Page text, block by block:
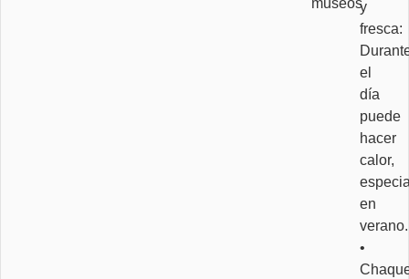
museosy
fresca:
el
día
puede
hacer
calor,
en
verano.
•